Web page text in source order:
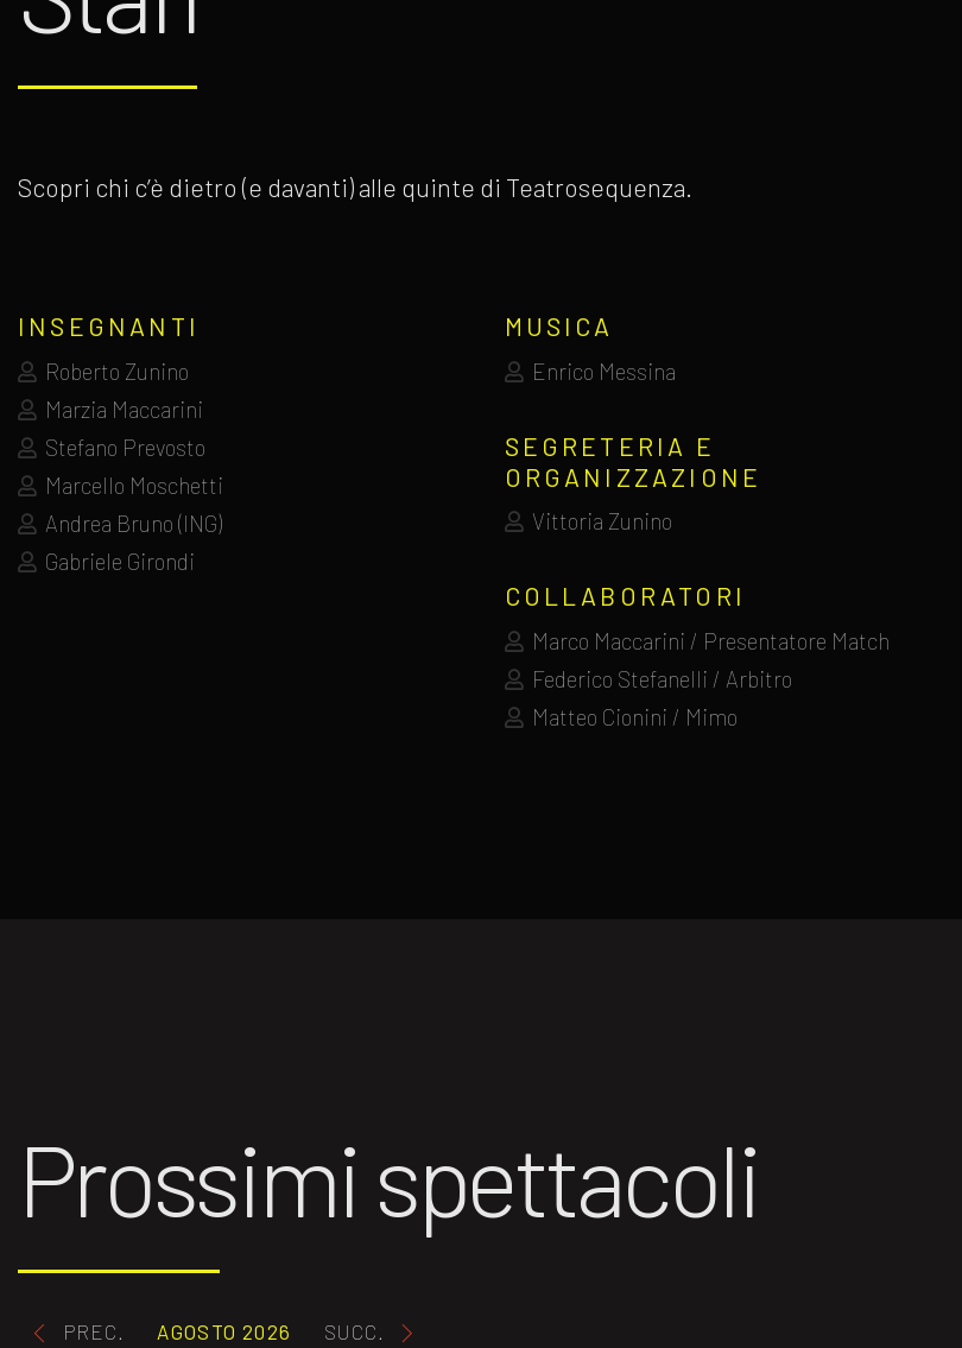
Scopri chi c’è dietro (e davanti) alle quinte di Teatrosequenza.
INSEGNANTI
Roberto Zunino
Marzia Maccarini
Stefano Prevosto
Marcello Moschetti
Andrea Bruno (ING)
Gabriele Girondi
MUSICA
Enrico Messina
SEGRETERIA E
ORGANIZZAZIONE
Vittoria Zunino
COLLABORATORI
Marco Maccarini / Presentatore Match
Federico Stefanelli / Arbitro
Matteo Cionini / Mimo
Prossimi spettacoli
PREC. AGOSTO 2026 SUCC.